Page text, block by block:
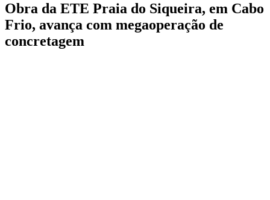
Obra da ETE Praia do Siqueira, em Cabo
Frio, avança com megaoperação de
concretagem